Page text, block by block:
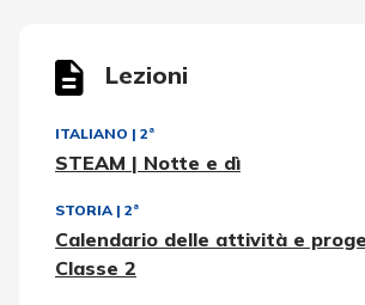
Lezioni
ITALIANO | 2ª
STEAM | Notte e dì
STORIA | 2ª
Calendario delle attività e
Classe 2